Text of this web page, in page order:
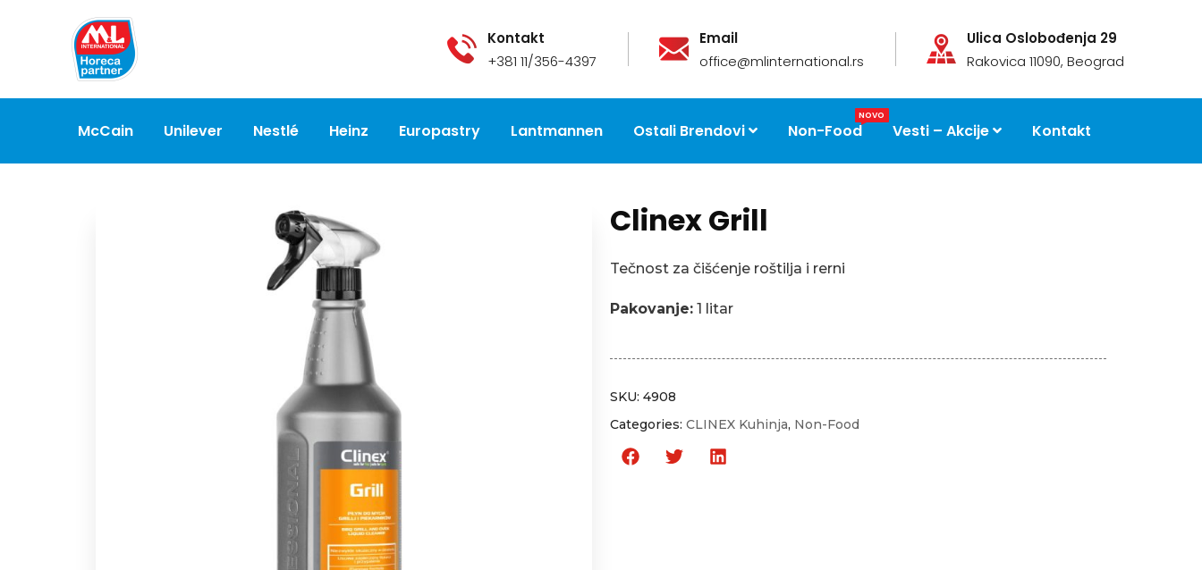
Kontakt
+381 11/356-4397
Email
office@mlinternational.rs
Ulica Oslobođenja 29
Rakovica 11090, Beograd
McCain Unilever Nestlé Heinz Europastry Lantmannen Ostali Brendovi Non-Food
NOVO
Vesti – Akcije Kontakt
Clinex Grill
Tečnost za čišćenje roštilja i rerni
Pakovanje: 1 litar
SKU: 4908
Categories: CLINEX Kuhinja, Non-Food